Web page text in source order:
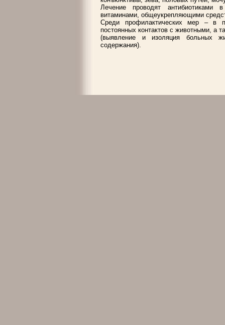
Лечение проводят антибиотиками
витаминами, общеукрепляющими
Среди профилактических мер – в
постоянных контактов с животными, а
(выявление и изоляция больных
содержания).